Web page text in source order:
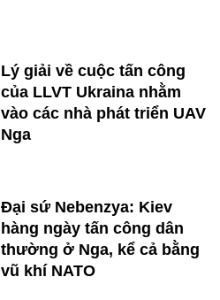
Lý giải về cuộc tấn công
của LLVT Ukraina nhằm
vào các nhà phát triển UAV
Nga
Đại sứ Nebenzya: Kiev
hàng ngày tấn công dân
thường ở Nga, kể cả bằng
vũ khí NATO